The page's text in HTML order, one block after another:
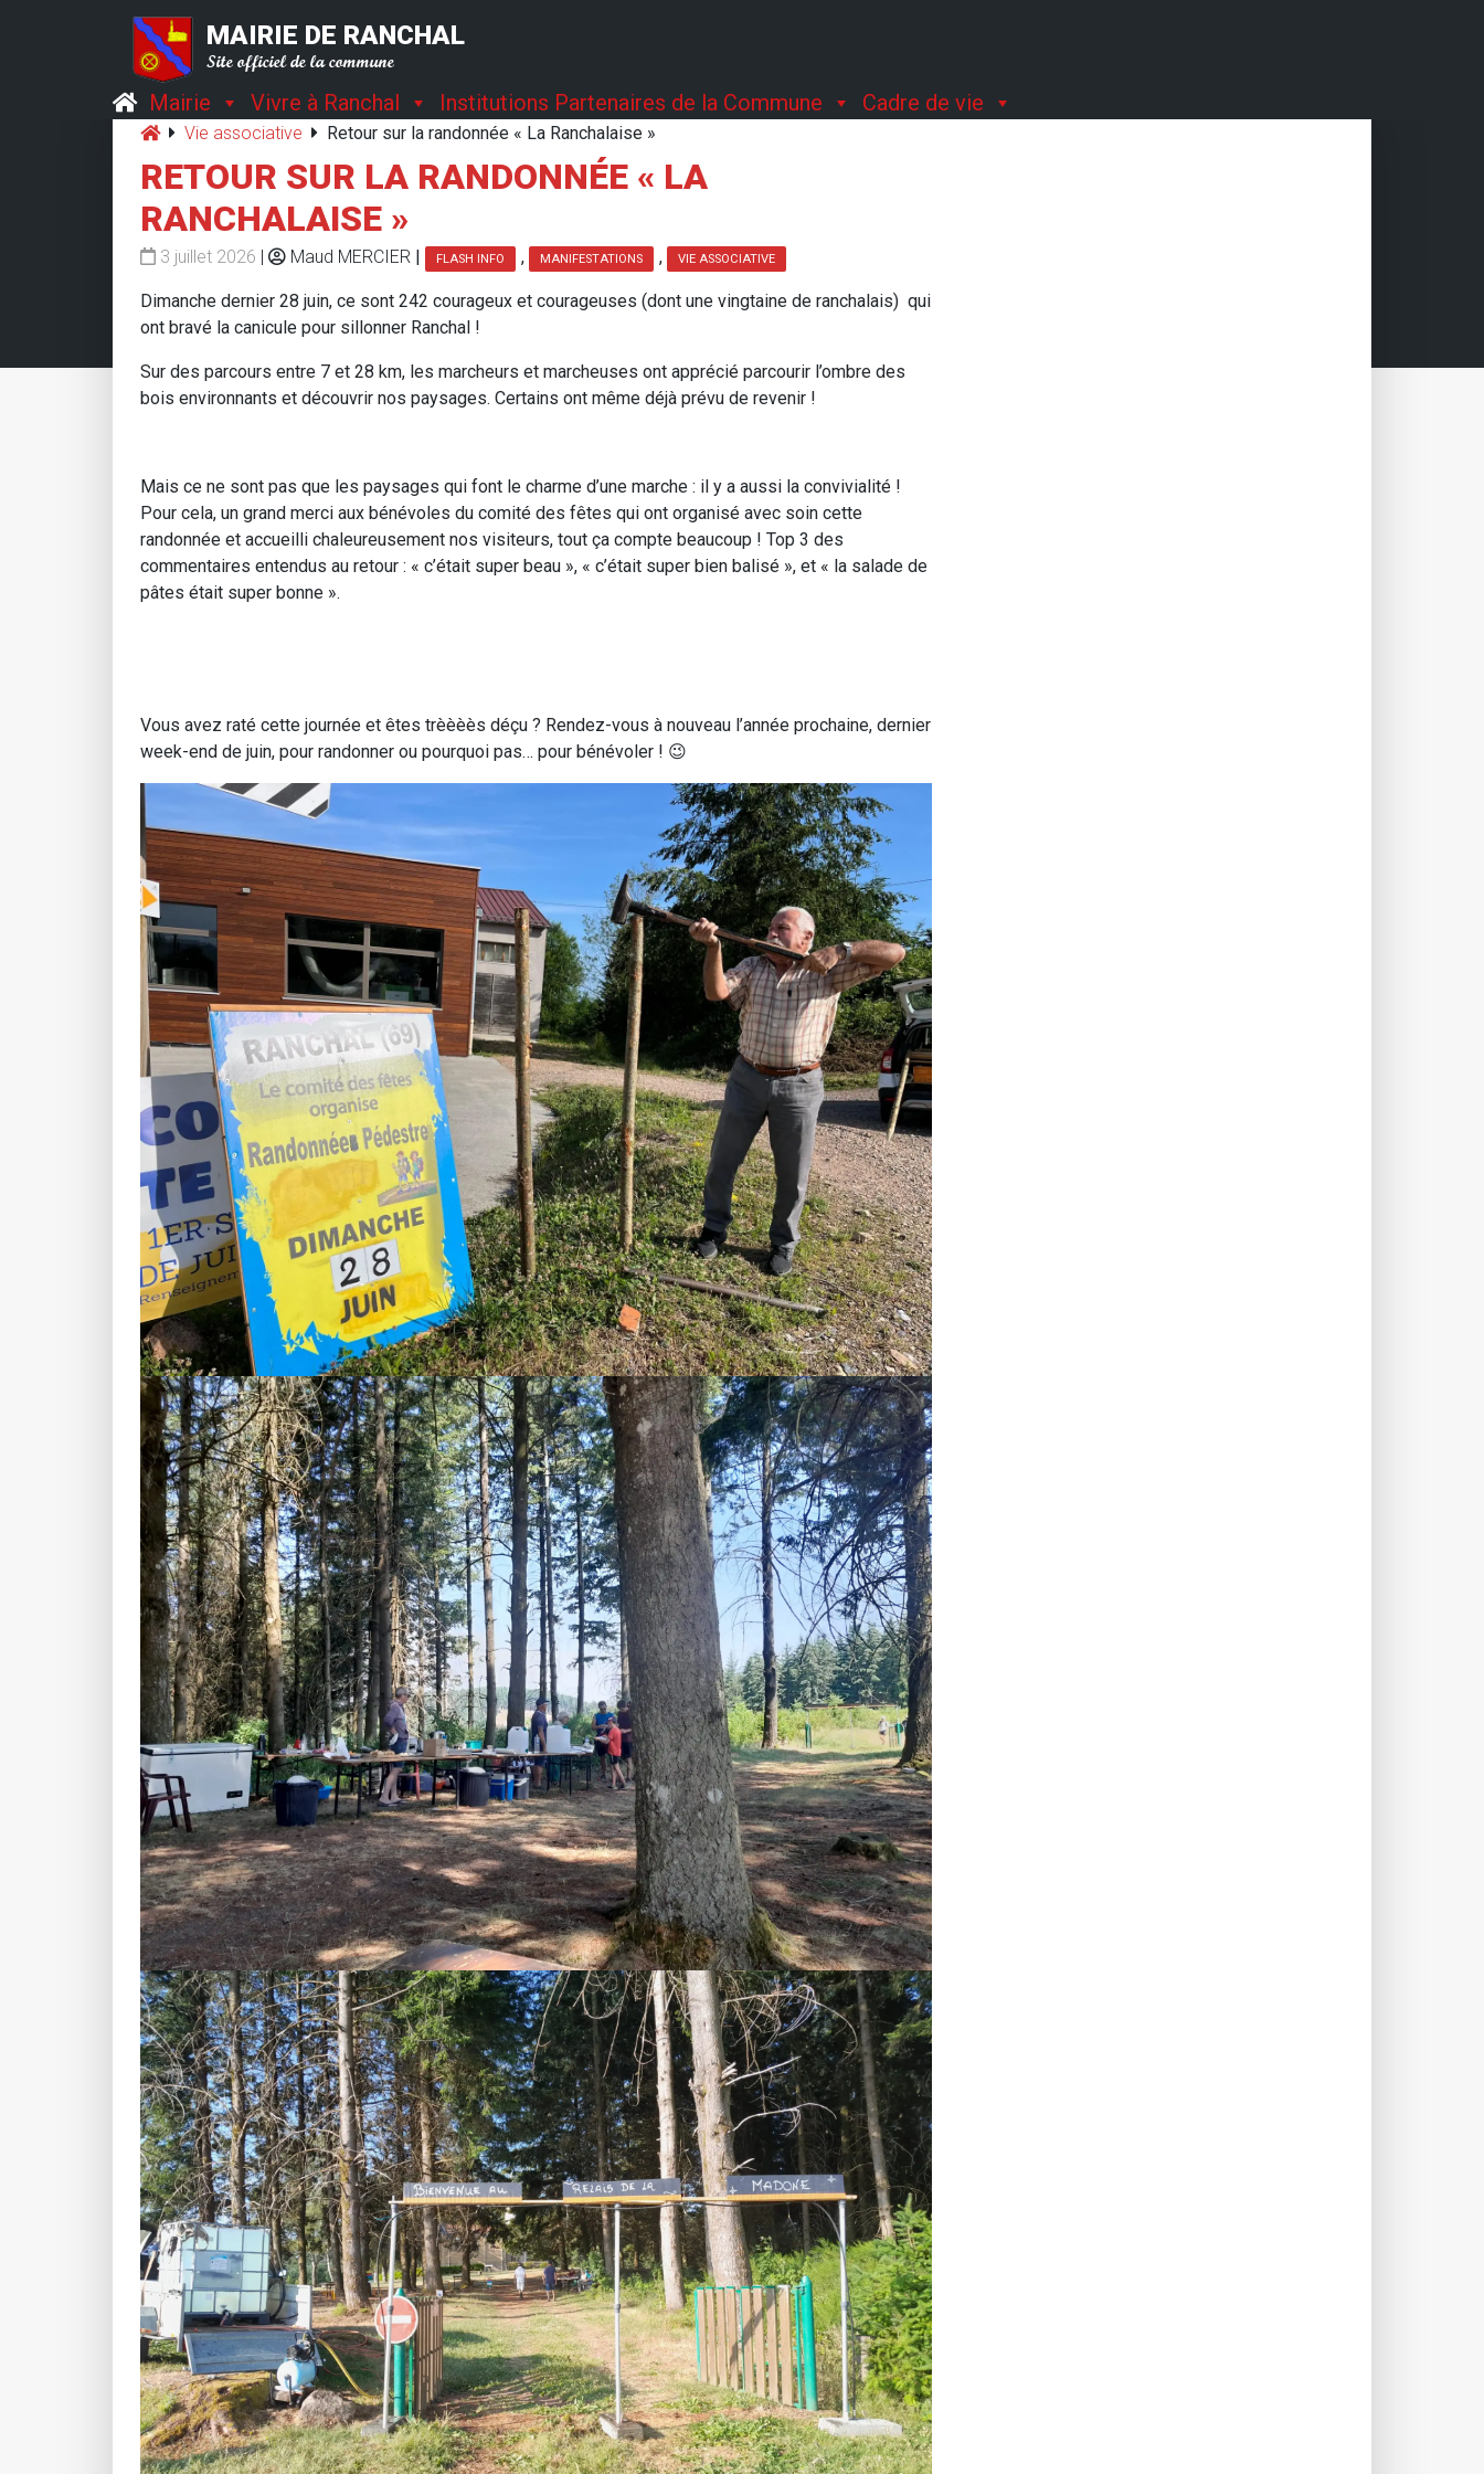
MAIRIE DE RANCHAL
Site officiel de la commune
Mairie Vivre à Ranchal Institutions Partenaires de la Commune Cadre de vie
Vie associative Retour sur la randonnée « La Ranchalaise »
RETOUR SUR LA RANDONNÉE « LA
RANCHALAISE »
3 juillet 2026 | Maud MERCIER | FLASH INFO , MANIFESTATIONS , VIE ASSOCIATIVE
Dimanche dernier 28 juin, ce sont 242 courageux et courageuses (dont une vingtaine de ranchalais) qui
ont bravé la canicule pour sillonner Ranchal !
Sur des parcours entre 7 et 28 km, les marcheurs et marcheuses ont apprécié parcourir l’ombre des
bois environnants et découvrir nos paysages. Certains ont même déjà prévu de revenir !
Mais ce ne sont pas que les paysages qui font le charme d’une marche : il y a aussi la convivialité !
Pour cela, un grand merci aux bénévoles du comité des fêtes qui ont organisé avec soin cette
randonnée et accueilli chaleureusement nos visiteurs, tout ça compte beaucoup ! Top 3 des
commentaires entendus au retour : « c’était super beau », « c’était super bien balisé », et « la salade de
pâtes était super bonne ».
Vous avez raté cette journée et êtes trèèèès déçu ? Rendez-vous à nouveau l’année prochaine, dernier
week-end de juin, pour randonner ou pourquoi pas… pour bénévoler ! 😉